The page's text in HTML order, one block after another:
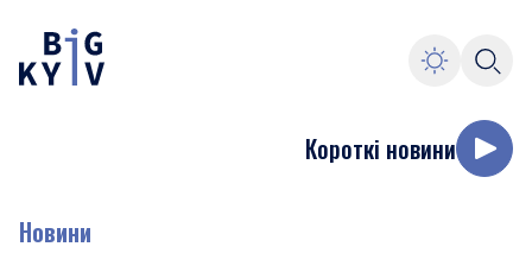
Короткі новини
Новини